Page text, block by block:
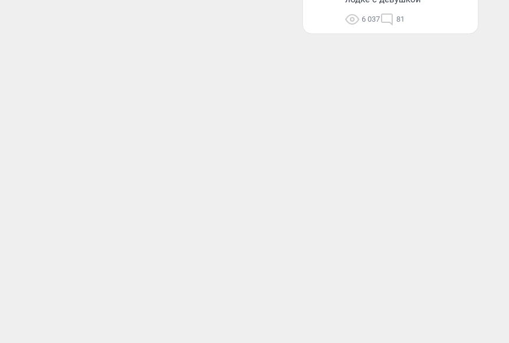
6 037 81